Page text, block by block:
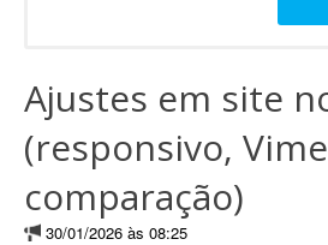
Ajustes em site
(responsivo,
comparação)
30/01/2026 às 08:25